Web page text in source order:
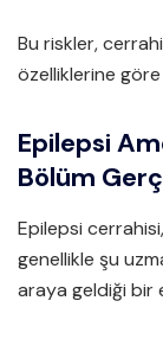
Bu riskler,
özelliklerine
Epilepsi
Bölüm
Epilepsi
genellikle şu
araya geldiği bir